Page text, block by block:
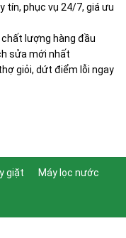
tín, phục vụ 24/7, giá ưu
lượng hàng đầu
sửa mới nhất
giỏi, dứt điểm lỗi ngay
giặt Máy lọc nước